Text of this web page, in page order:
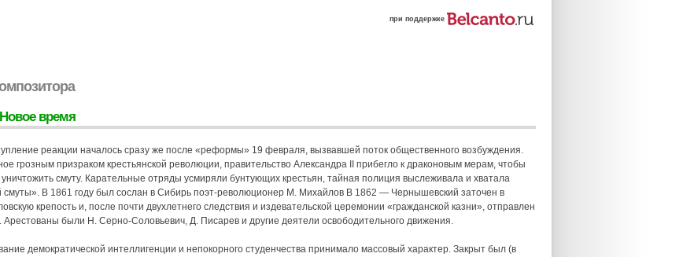
при поддержке
время
реакции началось сразу же после «реформы» 19 февраля, вызвавшей поток общественного возбуждения.
грозным призраком крестьянской революции, правительство Александра II прибегло к драконовым мерам, чтобы
смуту. Карательные отряды усмиряли бунтующих крестьян, тайная полиция выслеживала и хватала
смуты». В 1861 году был сослан в Сибирь поэт-революционер М. Михайлов В 1862 — Чернышевский заточен в
крепость и, после почти двухлетнего следствия и издеватeльcкoй церемонии «гражданской казни», отправлен
Арестованы были Н. Серно-Соловьевич, Д. Писарев и другие деятели освободительного движения.
демократической интеллигенции и непокорного студенчества принимало массовый характер. Закрыт был (в